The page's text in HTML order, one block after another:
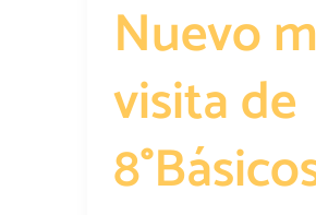
Nuevo
visita de